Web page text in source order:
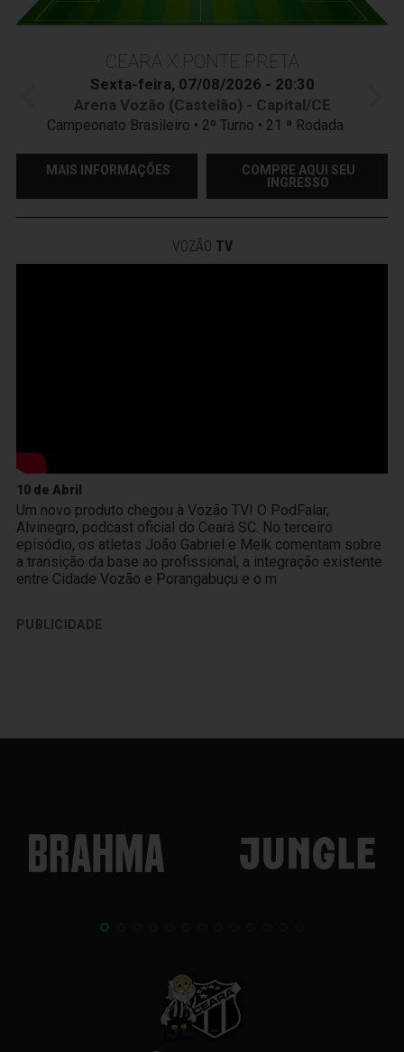
CEARÁ X PONTE PRETA
Sexta-feira, 07/08/2026 - 20:30
Arena Vozão (Castelão) - Capital/CE
Campeonato Brasileiro • 2º Turno • 21 ª Rodada
MAIS INFORMAÇÕES
COMPRE AQUI SEU
INGRESSO
VOZÃO TV
10 de Abril
Um novo produto chegou à Vozão TV! O PodFalar,
Alvinegro, podcast oficial do Ceará SC. No terceiro
episódio, os atletas João Gabriel e Melk comentam sobre
a transição da base ao profissional, a integração existente
entre Cidade Vozão e Porangabuçu e o m
PUBLICIDADE